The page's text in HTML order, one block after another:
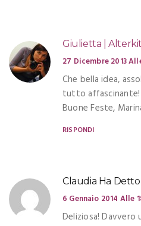
Giulietta |
27 Dicembre 2013
Che bella idea,
tutto affascinante!
Buone Feste,
RISPONDI
Claudia Ha Detto:
6 Gennaio 2014 Alle
Deliziosa! Davvero